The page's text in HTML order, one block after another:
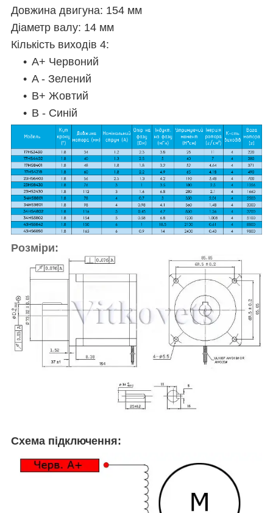
Довжина двигуна: 154 мм
Діаметр валу: 14 мм
Кількість виходів 4:
A+ Червоний
A - Зелений
B+ Жовтий
B - Синій
Розміри:
Схема підключення: